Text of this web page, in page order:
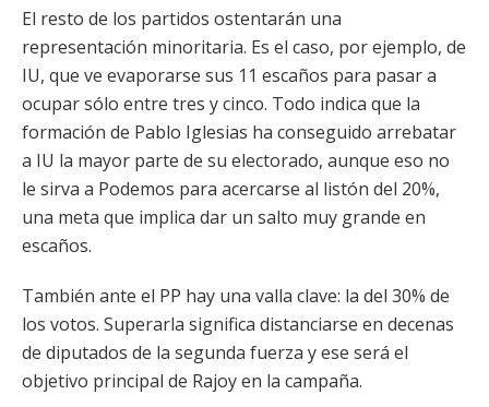
El resto de los partidos ostentarán una
representación minoritaria. Es el caso, por ejemplo, de
IU, que ve evaporarse sus 11 escaños para pasar a
ocupar sólo entre tres y cinco. Todo indica que la
formación de Pablo Iglesias ha conseguido arrebatar
a IU la mayor parte de su electorado, aunque eso no
le sirva a Podemos para acercarse al listón del 20%,
una meta que implica dar un salto muy grande en
escaños.
También ante el PP hay una valla clave: la del 30% de
los votos. Superarla significa distanciarse en decenas
de diputados de la segunda fuerza y ese será el
objetivo principal de Rajoy en la campaña.